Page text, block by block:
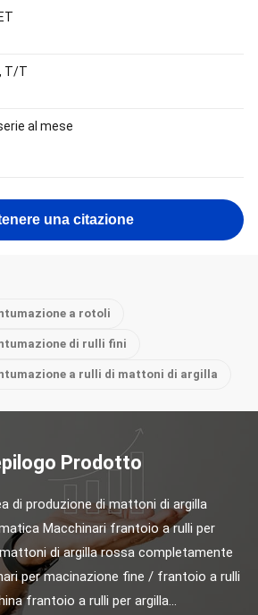
T/T
al mese
una citazione
a rotoli
di rulli fini
a rulli di mattoni di argilla
Prodotto
di produzione di mattoni di argilla
Macchinari frantoio a rulli per
di argilla rossa completamente
per macinazione fine / frantoio a rulli
frantoio a rulli per argilla...